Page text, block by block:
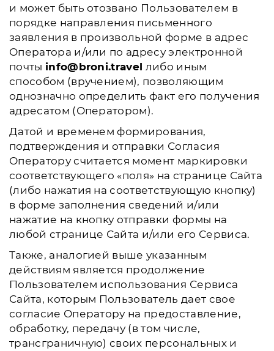
и может быть отозвано Пользователем в
порядке направления письменного
заявления в произвольной форме в адрес
Оператора и/или по адресу электронной
почты info@broni.travel либо иным
способом (вручением), позволяющим
однозначно определить факт его получения
адресатом (Оператором).
Датой и временем формирования,
подтверждения и отправки Согласия
Оператору считается момент маркировки
соответствующего «поля» на странице Сайта
(либо нажатия на соответствующую кнопку)
в форме заполнения сведений и/или
нажатие на кнопку отправки формы на
любой странице Сайта и/или его Сервиса.
Также, аналогией выше указанным
действиям является продолжение
Пользователем использования Сервиса
Сайта, которым Пользователь дает свое
согласие Оператору на предоставление,
обработку, передачу (в том числе,
трансграничную) своих персональных и